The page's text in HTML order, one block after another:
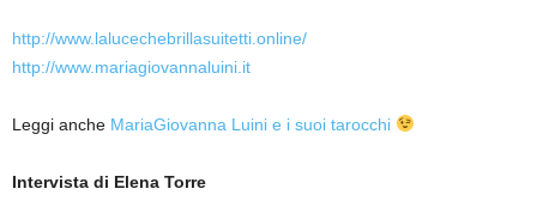
http://www.lalucechebrillasuitetti.online/
http://www.mariagiovannaluini.it
Leggi anche MariaGiovanna Luini e i suoi tarocchi
Intervista di Elena Torre